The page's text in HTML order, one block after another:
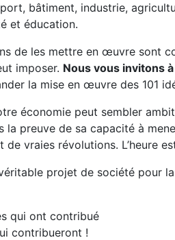
bâtiment, industrie,
et éducation.
de les mettre en œuvre sont
imposer. Nous vous invitons
la mise en œuvre des 101
économie peut sembler
la preuve de sa capacité à
de vraies révolutions. L’heure
projet de société pour
qui ont contribué
contribueront !